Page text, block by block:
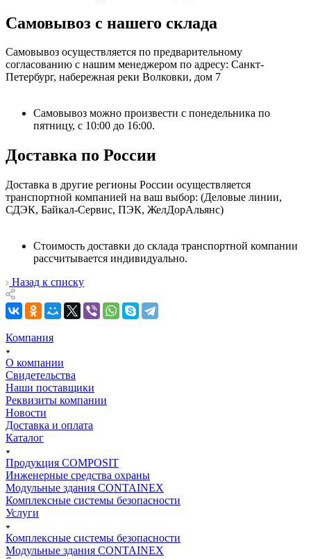
Самовывоз с нашего склада
Самовывоз осуществляется по предварительному
согласованию с нашим менеджером по адресу: Санкт-
Петербург, набережная реки Волковки, дом 7
Самовывоз можно произвести с понедельника по
пятницу, с 10:00 до 16:00.
Доставка по России
Доставка в другие регионы России осуществляется
транспортной компанией на ваш выбор: (Деловые линии,
СДЭК, Байкал-Сервис, ПЭК, ЖелДорАльянс)
Стоимость доставки до склада транспортной компании
рассчитывается индивидуально.
Назад к списку
Компания
О компании
Свидетельства
Наши поставщики
Реквизиты компании
Новости
Доставка и оплата
Каталог
Продукция COMPOSIT
Инженерные средства охраны
Модульные здания CONTAINEX
Комплексные системы безопасности
Услуги
Комплексные системы безопасности
Модульные здания CONTAINEX